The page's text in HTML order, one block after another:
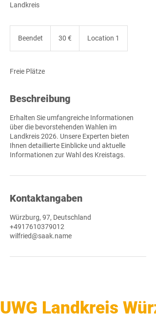
Landkreis
Beendet
d
30 € Location 1
Freie Plätze
Beschreibung
Erhalten Sie umfangreiche Informationen
über die bevorstehenden Wahlen im
Landkreis 2026. Unsere Experten bieten
Ihnen detaillierte Einblicke und aktuelle
Informationen zur Wahl des Kreistags.
Kontaktangaben
Würzburg, 97, Deutschland
+4917610379012
wilfried@saak.name
UWG Landkreis